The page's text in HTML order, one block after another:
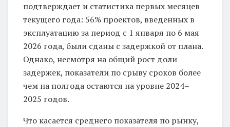
подтверждает и статистика первых месяцев
текущего года: 56% проектов, введенных в
эксплуатацию за период с 1 января по 6 мая
2026 года, были сданы с задержкой от плана.
Однако, несмотря на общий рост доли
задержек, показатели по срыву сроков более
чем на полгода остаются на уровне 2024–
2025 годов.
Что касается среднего показателя по рынку,